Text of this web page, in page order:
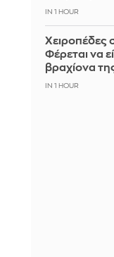
IN 1 HOUR
Χειροπέδες
Φέρεται να
βραχίονα
IN 1 HOUR